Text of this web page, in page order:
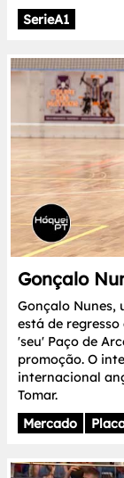
SerieA1
Gonçalo
Gonçalo Nunes,
está de
'seu' Paço de
promoção. O
internacional
Tomar.
Mercado